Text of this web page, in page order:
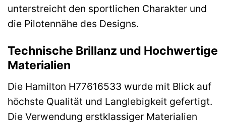
unterstreicht den sportlichen Charakter und
die Pilotennähe des Designs.
Technische Brillanz und Hochwertige
Materialien
Die Hamilton H77616533 wurde mit Blick auf
höchste Qualität und Langlebigkeit gefertigt.
Die Verwendung erstklassiger Materialien